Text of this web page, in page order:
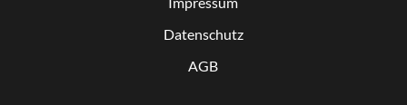
Datenschutz
AGB